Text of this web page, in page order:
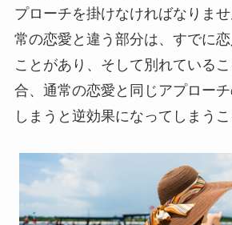
プローチを掛けなければなりま
常の恋愛と違う部分は、すでに
ことがあり、そして別れている
合、通常の恋愛と同じアプロー
しまうと逆効果になってしまうこ